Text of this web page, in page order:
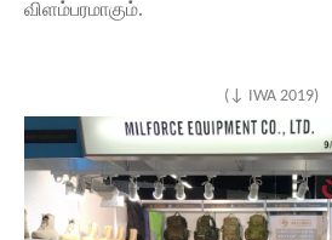
விளம்பரமாகும்.
(↓ IWA 2019)